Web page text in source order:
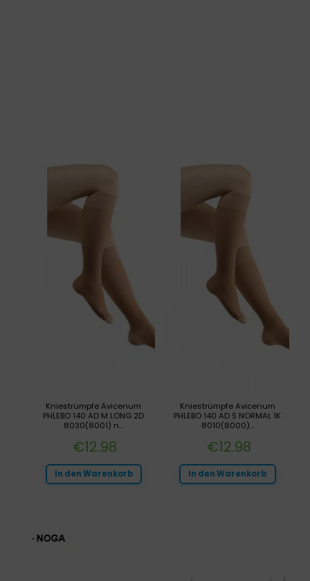
Kniestrümpfe Avicenum
PHLEBO 140 AD S NORMAL 1K
8010(8000)...
€12.98
In den Warenkorb
Kniestrümpfe Avicenum
PHLEBO 140 AD M LONG 2D
8030(8001) n...
€12.98
In den Warenkorb